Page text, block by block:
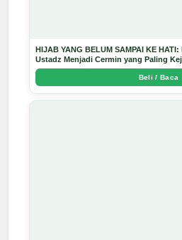
HIJAB YANG BELUM SAMPAI KE
Ustadz Menjadi Cermin yang Paling
Beli / Baca